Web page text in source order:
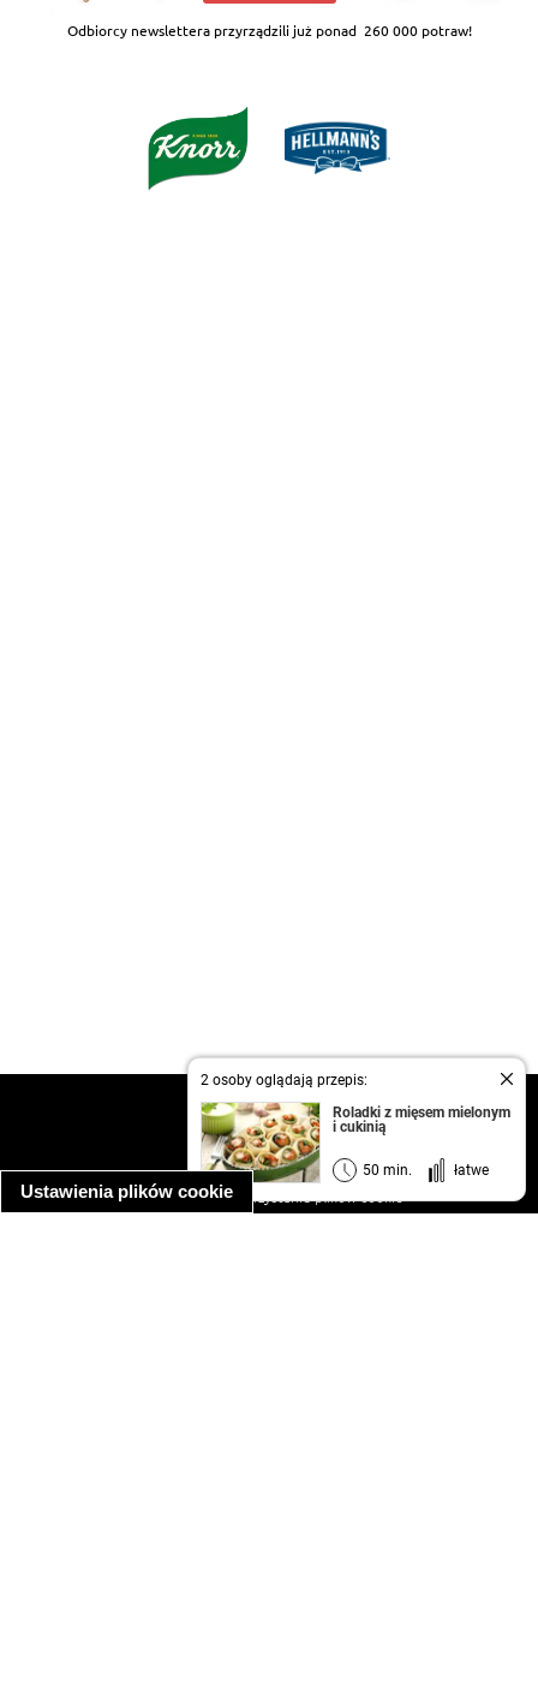
Ustawienia plików cookie
2 osoby oglądają przepis:
Roladki z mięsem mielonym
i cukinią
50 min. łatwe
Odbiorcy newslettera przyrządzili już ponad 260 000 potraw!
kontakt
regulamin
informacja o prywatności
informacja o wykorzystaniu plików cookie